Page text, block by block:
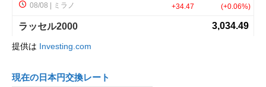
提供は Investing.com
現在の日本円交換レート